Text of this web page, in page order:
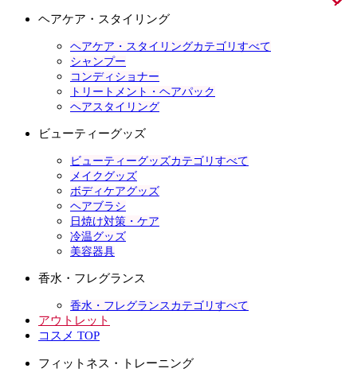
ヘアケア・スタイリング
ヘアケア・スタイリングカテゴリすべて
シャンプー
コンディショナー
トリートメント・ヘアパック
ヘアスタイリング
ビューティーグッズ
ビューティーグッズカテゴリすべて
メイクグッズ
ボディケアグッズ
ヘアブラシ
日焼け対策・ケア
冷温グッズ
美容器具
香水・フレグランス
香水・フレグランスカテゴリすべて
アウトレット
コスメ TOP
フィットネス・トレーニング